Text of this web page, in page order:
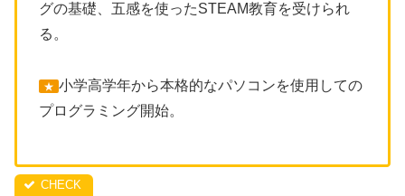
グの基礎、五感を使ったSTEAM教育を受けられ
る。
★ 小学高学年から本格的なパソコンを使用しての
プログラミング開始。